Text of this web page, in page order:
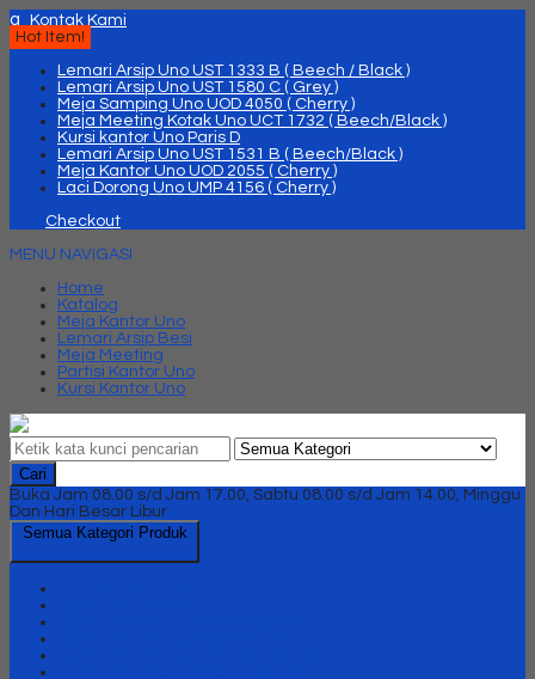
q
Kontak Kami
Hot Item!
Lemari Arsip Uno UST 1333 B ( Beech / Black )
Lemari Arsip Uno UST 1580 C ( Grey )
Meja Samping Uno UOD 4050 ( Cherry )
Meja Meeting Kotak Uno UCT 1732 ( Beech/Black )
Kursi kantor Uno Paris D
Lemari Arsip Uno UST 1531 B ( Beech/Black )
Meja Kantor Uno UOD 2055 ( Cherry )
Laci Dorong Uno UMP 4156 ( Cherry )
Checkout
MENU NAVIGASI
Home
Katalog
Meja Kantor Uno
Lemari Arsip Besi
Meja Meeting
Partisi Kantor Uno
Kursi Kantor Uno
Cari
Buka Jam 08.00 s/d Jam 17.00, Sabtu 08.00 s/d Jam 14.00, Minggu
Dan Hari Besar Libur
Semua Kategori Produk